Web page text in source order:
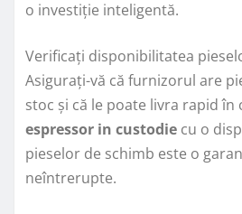
o investiție inteligentă.
Verificați disponibilitatea
Asigurați-vă că furnizorul are
stoc și că le poate livra rapid în
espressor in custodie cu o
pieselor de schimb este o
neîntrerupte.